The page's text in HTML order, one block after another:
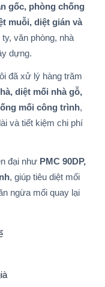
gốc, phòng chống
muỗi, diệt gián và
văn phòng, nhà
dựng.
đã xử lý hàng trăm
diệt mối nhà gỗ,
mối công trình,
và tiết kiệm chi phí
đại như PMC 90DP,
, giúp tiêu diệt mối
ngừa mối quay lại